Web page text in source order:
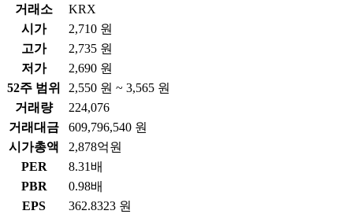
거래소
KRX
시가
2,710 원
고가
2,735 원
저가
2,690 원
52주 범위
2,550 원 ~ 3,565 원
거래량
224,076
거래대금
609,796,540 원
시가총액
2,878억원
PER
8.31배
PBR
0.98배
EPS
362.8323 원